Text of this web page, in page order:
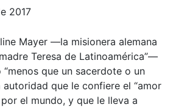
2017
Mayer —la misionera alemana
Teresa de Latinoamérica”—
que un sacerdote o un
autoridad que le confiere el “amor
el mundo, y que le lleva a